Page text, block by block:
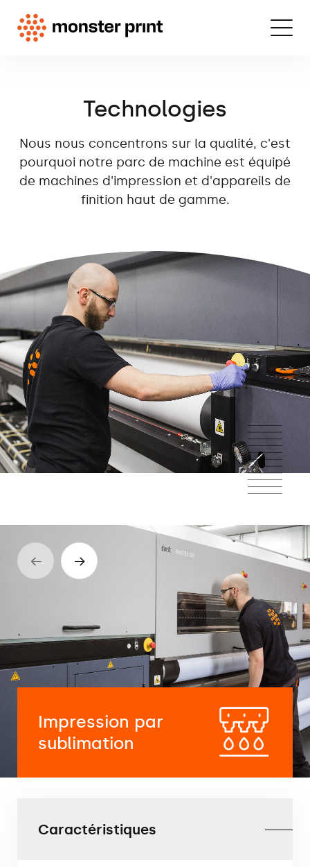
Technologies
Nous nous concentrons sur la qualité, c'est
pourquoi notre parc de machine est équipé
de machines d'impression et d'appareils de
finition haut de gamme.
Impression par
sublimation
Caractéristiques